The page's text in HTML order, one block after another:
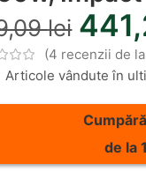
lei
(4 recenzii de
Articole vândute în
de la